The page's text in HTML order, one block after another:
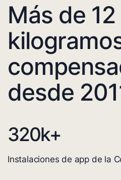
Más de
desde
320k+
Instalaciones de app de la